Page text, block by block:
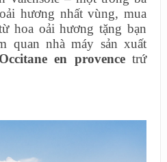
hương nhất vùng, mua
hoa oải hương tặng bạn
quan nhà máy sản xuất
en provencetrứ